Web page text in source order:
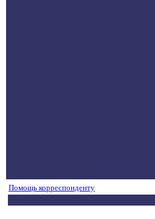
Помощь корреспонденту